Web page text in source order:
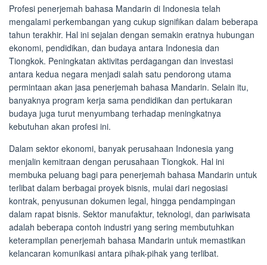
Profesi penerjemah bahasa Mandarin di Indonesia telah
mengalami perkembangan yang cukup signifikan dalam beberapa
tahun terakhir. Hal ini sejalan dengan semakin eratnya hubungan
ekonomi, pendidikan, dan budaya antara Indonesia dan
Tiongkok. Peningkatan aktivitas perdagangan dan investasi
antara kedua negara menjadi salah satu pendorong utama
permintaan akan jasa penerjemah bahasa Mandarin. Selain itu,
banyaknya program kerja sama pendidikan dan pertukaran
budaya juga turut menyumbang terhadap meningkatnya
kebutuhan akan profesi ini.
Dalam sektor ekonomi, banyak perusahaan Indonesia yang
menjalin kemitraan dengan perusahaan Tiongkok. Hal ini
membuka peluang bagi para penerjemah bahasa Mandarin untuk
terlibat dalam berbagai proyek bisnis, mulai dari negosiasi
kontrak, penyusunan dokumen legal, hingga pendampingan
dalam rapat bisnis. Sektor manufaktur, teknologi, dan pariwisata
adalah beberapa contoh industri yang sering membutuhkan
keterampilan penerjemah bahasa Mandarin untuk memastikan
kelancaran komunikasi antara pihak-pihak yang terlibat.